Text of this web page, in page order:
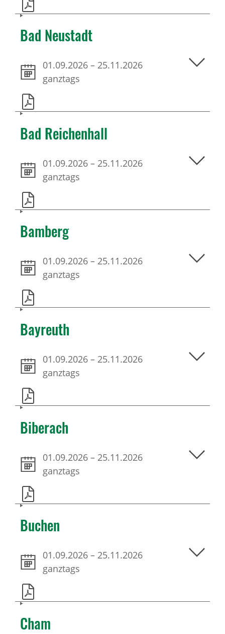
Bad Neustadt
01.09.2026 – 25.11.2026
ganztags
Bad Reichenhall
01.09.2026 – 25.11.2026
ganztags
Bamberg
01.09.2026 – 25.11.2026
ganztags
Bayreuth
01.09.2026 – 25.11.2026
ganztags
Biberach
01.09.2026 – 25.11.2026
ganztags
Buchen
01.09.2026 – 25.11.2026
ganztags
Cham